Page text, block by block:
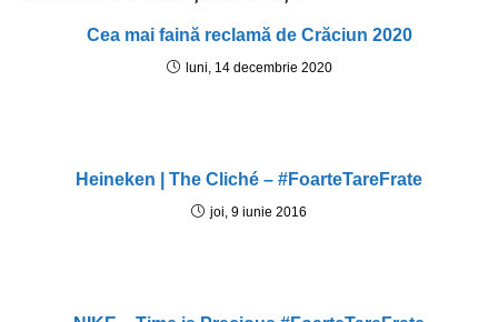
Cea mai faină reclamă de Crăciun 2020
luni, 14 decembrie 2020
Heineken | The Cliché – #FoarteTareFrate
joi, 9 iunie 2016